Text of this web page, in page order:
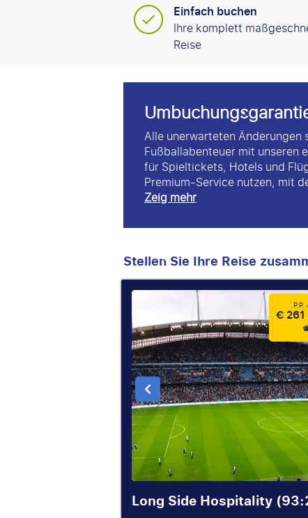
Einfach buchen
Ihre komplett
Reise
Alle unerwarteten
Fußballabenteuer mit unseren
für Spieltickets, Hotels und
Premium-Service nutzen, mit
Zeig mehr
Stellen Sie Ihre Reise
€ 261
Long Side Hospitality